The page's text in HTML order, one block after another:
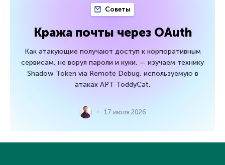
Советы
Кража почты через OAuth
Как атакующие получают доступ к корпоративным
сервисам, не воруя пароли и куки, — изучаем технику
Shadow Token via Remote Debug, используемую в
атаках APT ToddyCat.
17 июля 2026